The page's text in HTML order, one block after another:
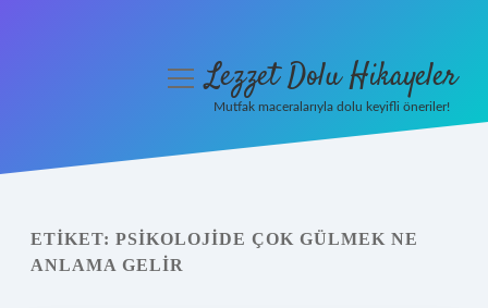
Yasal Uyarı
menüyüLezzet Dolu Hikayeler
Mutfak maceralarıyla dolu keyifli öneriler!
ETIKET: PSIKOLOJIDE ÇOK GÜLMEK NE
ANLAMA GELIR